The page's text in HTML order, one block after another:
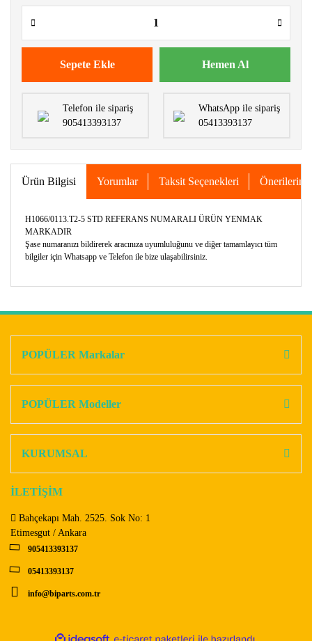
Sepete Ekle Hemen Al
Telefon ile sipariş
905413393137
WhatsApp ile sipariş
05413393137
Ürün Bilgisi Yorumlar Taksit Seçenekleri Önerileriniz
H1066/0113.T2-5 STD REFERANS NUMARALI ÜRÜN YENMAK
MARKADIR
Şase numaranızı bildirerek aracınıza uyumluluğunu ve diğer tamamlayıcı tüm
bilgiler için Whatsapp ve Telefon ile bize ulaşabilirsiniz.
Ürün açıklamasında eksik bilgiler bulunuyor.
Bu ürüne benzer farklı alternatifler olmalı.
POPÜLER Markalar
POPÜLER Modeller
KURUMSAL
İLETİŞİM
Bahçekapı Mah. 2525. Sok No: 1
Etimesgut / Ankara
905413393137
05413393137
info@biparts.com.tr